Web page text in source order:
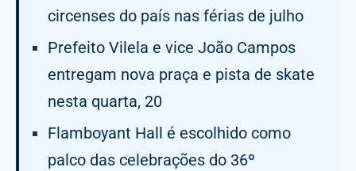
circenses do país nas férias de julho
Prefeito Vilela e vice João Campos
entregam nova praça e pista de skate
nesta quarta, 20
Flamboyant Hall é escolhido como
palco das celebrações do 36º